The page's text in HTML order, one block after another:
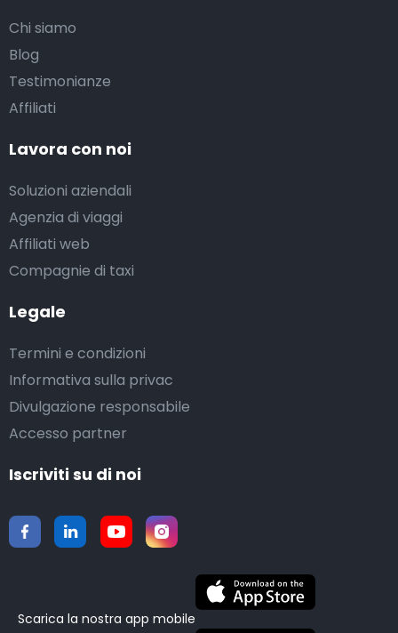
Chi siamo
Blog
Testimonianze
Affiliati
Lavora con noi
Soluzioni aziendali
Agenzia di viaggi
Affiliati web
Compagnie di taxi
Legale
Termini e condizioni
Informativa sulla privac
Divulgazione responsabile
Accesso partner
Iscriviti su di noi
Scarica la nostra app mobile